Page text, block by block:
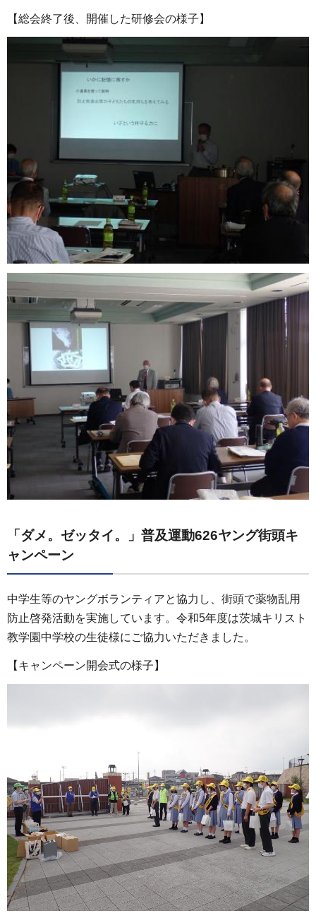
【総会終了後、開催した研修会の様子】
「ダメ。ゼッタイ。」普及運動626ヤング街頭キ
ャンペーン
中学生等のヤングボランティアと協力し、街頭で薬物乱用
防止啓発活動を実施しています。令和5年度は茨城キリスト
教学園中学校の生徒様にご協力いただきました。
【キャンペーン開会式の様子】